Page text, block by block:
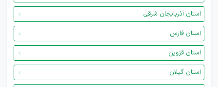
استان آذربایجان شرقی
استان فارس
استان قزوین
استان گیلان